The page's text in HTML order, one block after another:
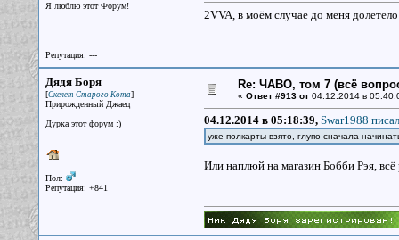
Я люблю этот Форум!
Репутация: ---
2VVA, в моём случае до меня
Дядя Боря
[Скелет Старого Кота]
Прирожденный Джаец
Дурка этот форум :)
Пол:
Репутация: +841
Re: ЧАВО, том 7 (всё
« Ответ #913 от04.12.2014 в
04.12.2014 в 05:18:39, Swar1988
уже полкарты взято, глупо сначала
Или наплюй на магазин Бобби Рэя,